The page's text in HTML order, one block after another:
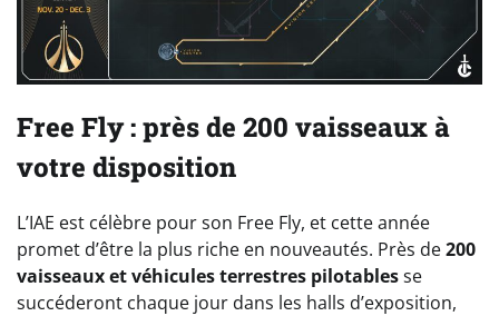
Free Fly : près de 200 vaisseaux à
votre disposition
L’IAE est célèbre pour son Free Fly, et cette année
promet d’être la plus riche en nouveautés. Près de200
vaisseaux et véhicules terrestres pilotablesse
succéderont chaque jour dans les halls d’exposition,